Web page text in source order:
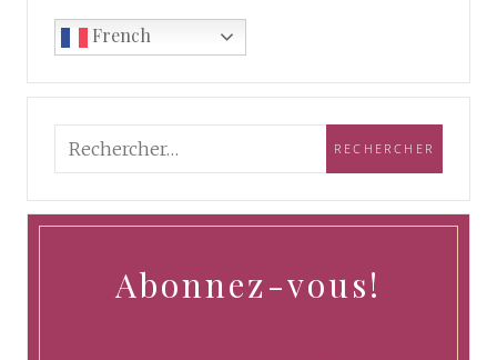
French
Abonnez-vous!